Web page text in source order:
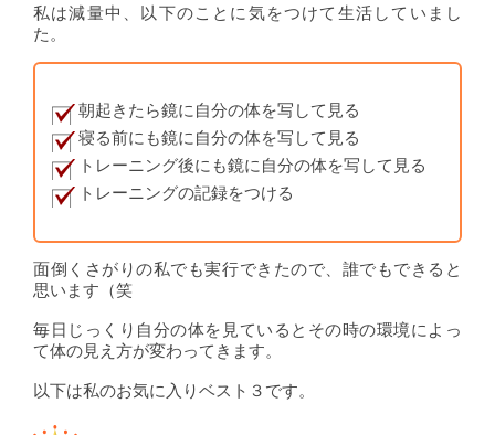
私は減量中、以下のことに気をつけて生活していまし
た。
朝起きたら鏡に自分の体を写して見る
寝る前にも鏡に自分の体を写して見る
トレーニング後にも鏡に自分の体を写して見る
トレーニングの記録をつける
面倒くさがりの私でも実行できたので、誰でもできると
思います（笑
毎日じっくり自分の体を見ているとその時の環境によっ
て体の見え方が変わってきます。
以下は私のお気に入りベスト３です。